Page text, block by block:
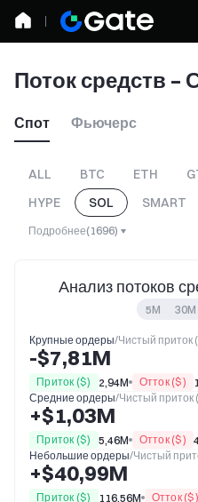
Поток средств –
Спот Фьючерс
ALL BTC ETH
HYPE
SOL SMART
Подробнее(1696)
Анализ потоков
5M 30M
Крупные ордеры/Чистый приток
-$7,81M
Приток ($) 2,94M Отток ($)
Средние ордеры/Чистый приток
+$1,03M
Приток ($) 5,46M Отток ($)
Небольшие ордеры/Чистый
+$40,99M
Приток ($) 116,56M Отток ($)